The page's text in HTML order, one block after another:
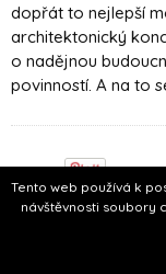
Tento web používá k
návštěvnosti soubory
dopřát to nejlepší
architektonický
o nadějnou
povinností. A na to
JAKÝ JE